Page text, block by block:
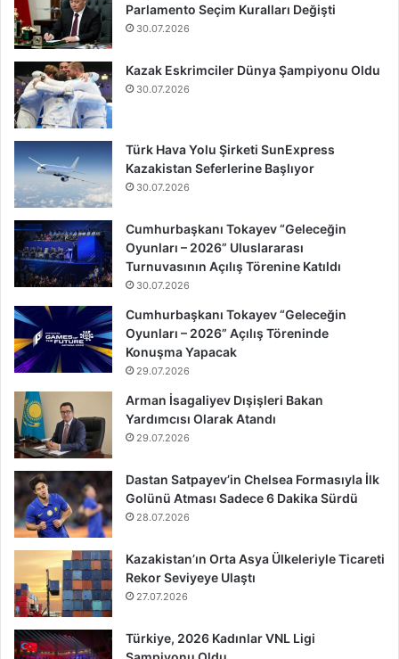
Parlamento Seçim Kuralları Değişti
30.07.2026
Kazak Eskrimciler Dünya Şampiyonu Oldu
30.07.2026
Türk Hava Yolu Şirketi SunExpress
Kazakistan Seferlerine Başlıyor
30.07.2026
Cumhurbaşkanı Tokayev “Geleceğin
Oyunları – 2026” Uluslararası
Turnuvasının Açılış Törenine Katıldı
30.07.2026
Cumhurbaşkanı Tokayev “Geleceğin
Oyunları – 2026” Açılış Töreninde
Konuşma Yapacak
29.07.2026
Arman İsagaliyev Dışişleri Bakan
Yardımcısı Olarak Atandı
29.07.2026
Dastan Satpayev’in Chelsea Formasıyla İlk
Golünü Atması Sadece 6 Dakika Sürdü
28.07.2026
Kazakistan’ın Orta Asya Ülkeleriyle Ticareti
Rekor Seviyeye Ulaştı
27.07.2026
Türkiye, 2026 Kadınlar VNL Ligi